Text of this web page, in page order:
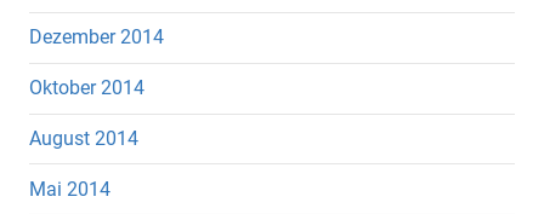
Dezember 2014
Oktober 2014
August 2014
Mai 2014